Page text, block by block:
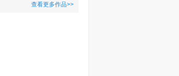
查看更多作品>>